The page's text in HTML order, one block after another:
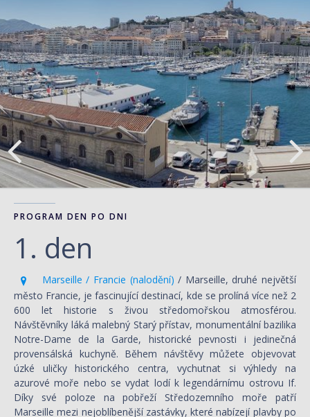
PROGRAM DEN PO DNI
1. den
Marseille / Francie (nalodění)/ Marseille, druhé největší
město Francie, je fascinující destinací, kde se prolíná více než 2
600 let historie s živou středomořskou atmosférou.
Návštěvníky láká malebný Starý přístav, monumentální bazilika
Notre-Dame de la Garde, historické pevnosti i jedinečná
provensálská kuchyně. Během návštěvy můžete objevovat
úzké uličky historického centra, vychutnat si výhledy na
azurové moře nebo se vydat lodí k legendárnímu ostrovu If.
Díky své poloze na pobřeží Středozemního moře patří
Marseille mezi nejoblíbenější zastávky, které nabízejí plavby po